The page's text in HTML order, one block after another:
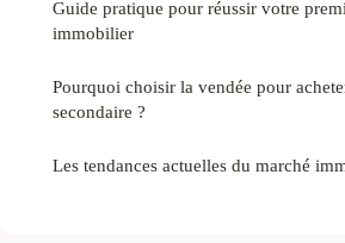
Guide pratique pour réussir votre
immobilier
Pourquoi choisir la vendée pour
secondaire ?
Les tendances actuelles du marché